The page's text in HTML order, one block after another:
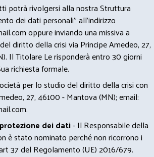
potrà rivolgersi alla nostra Struttura
dei dati personali" all'indirizzo
oppure inviando una missiva a
diritto della crisi via Principe Amedeo, 27,
Il Titolare Le risponderà entro 30 giorni
richiesta formale.
per lo studio del diritto della crisi con
27, 46100 - Mantova (MN); email:
.
dei dati- Il Responsabile della
è stato nominato perché non ricorrono i
37 del Regolamento (UE) 2016/679.